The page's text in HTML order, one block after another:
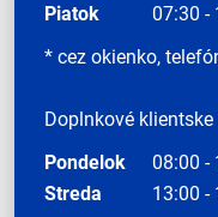
Piatok
07:30 -
* cez okienko,
Doplnkové
Pondelok
08:00 -
Streda
13:00 -